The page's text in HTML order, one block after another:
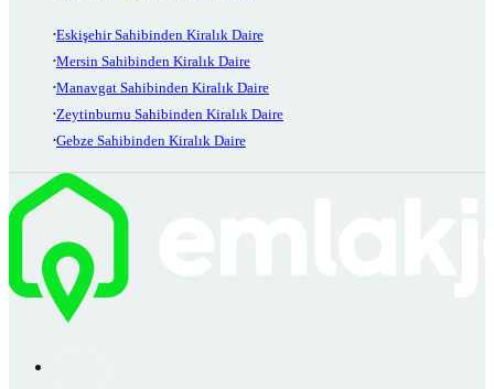
Eskişehir Sahibinden Kiralık Daire
Mersin Sahibinden Kiralık Daire
Manavgat Sahibinden Kiralık Daire
Zeytinburnu Sahibinden Kiralık Daire
Gebze Sahibinden Kiralık Daire